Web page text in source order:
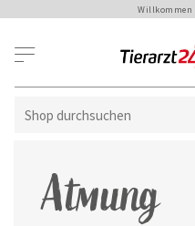
Willkommen
Atmung